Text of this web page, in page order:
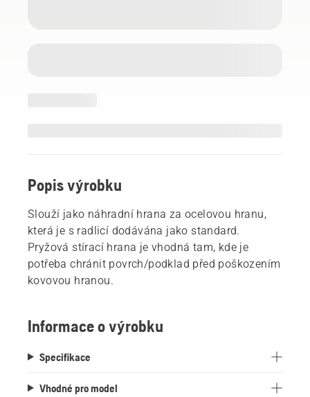
Popis výrobku
Slouží jako náhradní hrana za ocelovou hranu,
která je s radlicí dodávána jako standard.
Pryžová stírací hrana je vhodná tam, kde je
potřeba chránit povrch/podklad před poškozením
kovovou hranou.
Informace o výrobku
Specifikace
Vhodné pro model